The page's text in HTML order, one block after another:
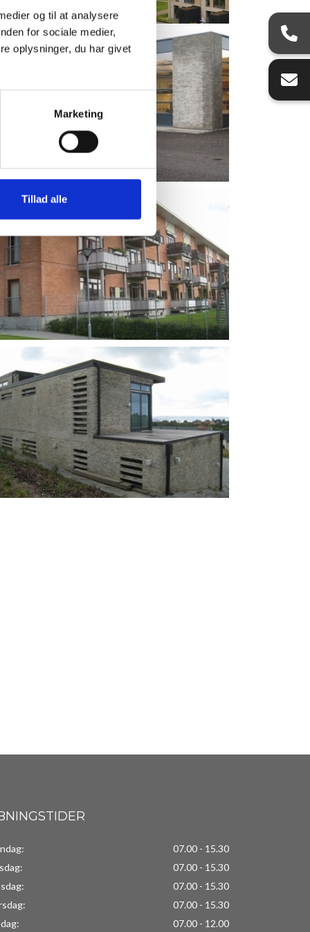
og til at analysere
for sociale medier,
oplysninger, du har givet
Marketing
Tillad alle
07.00 - 15.30
07.00 - 15.30
07.00 - 15.30
07.00 - 15.30
07.00 - 12.00